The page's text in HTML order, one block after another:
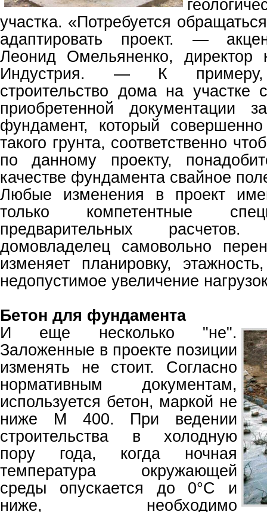
участка. «Потребуется
адаптировать проект. —
Леонид Омельяненко, директор
Индустрия. — К примеру,
строительство дома на
приобретенной документации
фундамент, который
такого грунта, соответственно
по данному проекту,
качестве фундамента свайное
Любые изменения в проект
только компетентные
предварительных
домовладелец самовольно
изменяет планировку,
недопустимое увеличение
Бетон для фундамента
И еще несколько "не".
Заложенные в проекте позиции
изменять не стоит. Согласно
нормативным документам,
используется бетон, маркой не
ниже М 400. При ведении
строительства в холодную
пору года, когда ночная
температура окружающей
среды опускается до 0°C и
ниже, необходимо